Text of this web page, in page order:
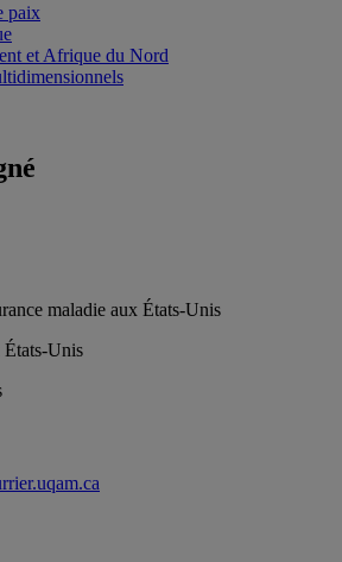
paix
et Afrique du Nord
maladie aux États-Unis
Unis